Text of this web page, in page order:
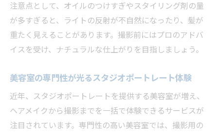
注意点として、オイルのつけすぎやスタイリング剤の量
が多すぎると、ライトの反射が不自然になったり、髪が
重たく見えることがあります。撮影前にはプロのアドバ
イスを受け、ナチュラルな仕上がりを目指しましょう。
美容室の専門性が光るスタジオポートレート体験
近年、スタジオポートレートを提供する美容室が増え、
ヘアメイクから撮影までを一括で体験できるサービスが
注目されています。専門性の高い美容室では、撮影用の